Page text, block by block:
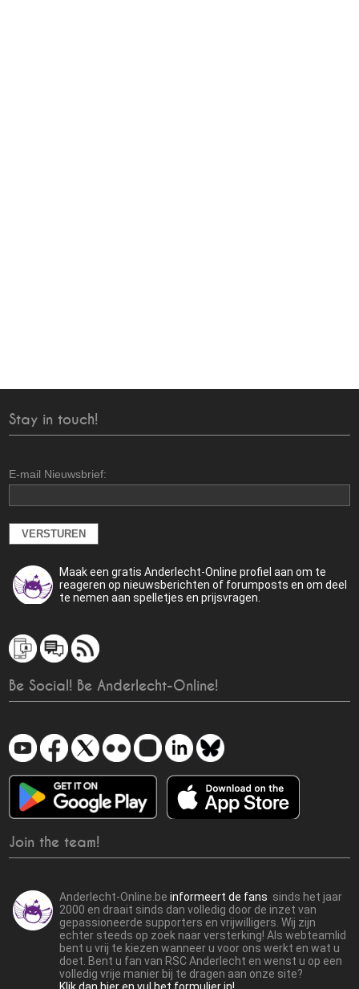
Stay in touch!
E-mail Nieuwsbrief:
Maak een gratis Anderlecht-Online profiel aan om te
reageren op nieuwsberichten of forumposts en om deel
te nemen aan spelletjes en prijsvragen.
Be Social! Be Anderlecht-Online!
Join the team!
Anderlecht-Online.beinformeert de fans sinds het jaar
2000 en draait sinds dan volledig door de inzet van
gepassioneerde supporters en vrijwilligers. Wij zijn
echter steeds op zoek naar versterking! Als webteamlid
bent u vrij te kiezen wanneer u voor ons werkt en wat u
doet. Bent u fan van RSC Anderlecht en wenst u op een
volledig vrije manier bij te dragen aan onze site?